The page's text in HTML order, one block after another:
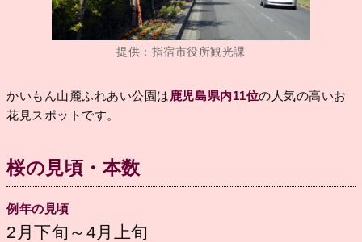
提供：指宿市役所観光課
かいもん山麓ふれあい公園は 鹿児島県内11位の人気の高いお
花見スポットです。
桜の見頃・本数
例年の見頃
2月下旬～4月上旬